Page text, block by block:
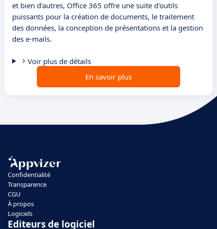
et bien d'autres, Office 365 offre une suite d'outils
puissants pour la création de documents, le traitement
des données, la conception de présentations et la gestion
des e-mails.
Voir plus de détails
En savoir plus
Confidentialité
Transparence
CGU
À propos
Logiciels
Editeurs de logiciel